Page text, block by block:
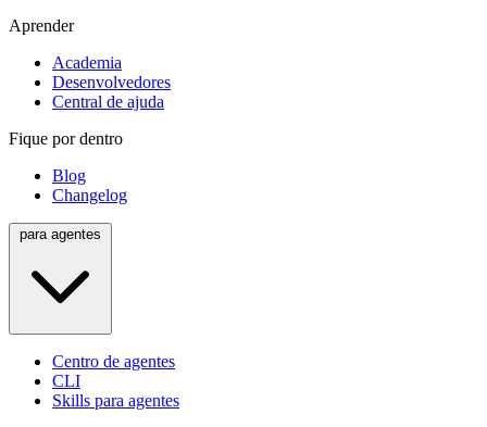
Aprender
Academia
Desenvolvedores
Central de ajuda
Fique por dentro
Blog
Changelog
Centro de agentes
CLI
Skills para agentes